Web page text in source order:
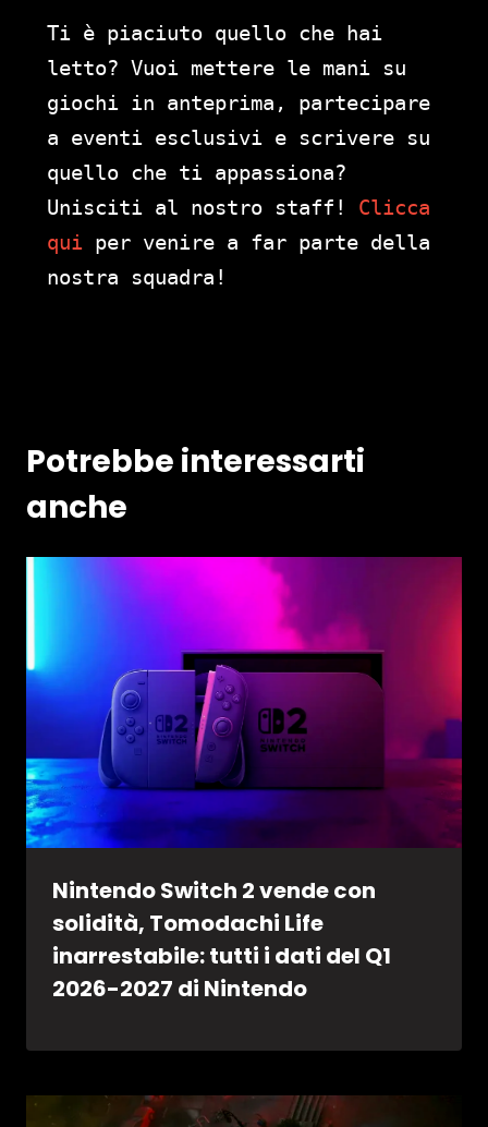
Ti è piaciuto quello che hai
letto? Vuoi mettere le mani su
giochi in anteprima, partecipare
a eventi esclusivi e scrivere su
quello che ti appassiona?
Unisciti al nostro staff! Clicca
qui per venire a far parte della
nostra squadra!
Potrebbe interessarti
anche
Nintendo Switch 2 vende con
solidità, Tomodachi Life
inarrestabile: tutti i dati del Q1
2026-2027 di Nintendo